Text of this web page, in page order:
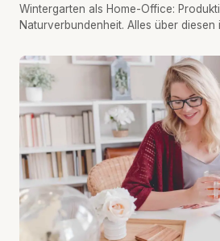
Wintergarten als Home-Office:
Naturverbundenheit. Alles über